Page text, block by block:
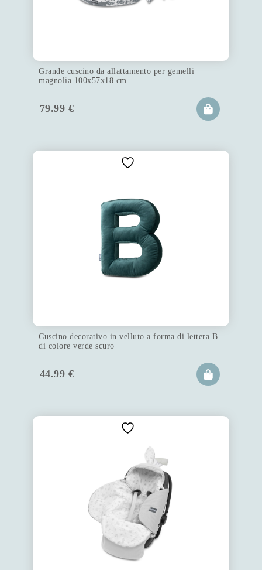
Grande cuscino da allattamento per gemelli
magnolia 100x57x18 cm
79.99 €
Cuscino decorativo in velluto a forma di lettera B
di colore verde scuro
44.99 €